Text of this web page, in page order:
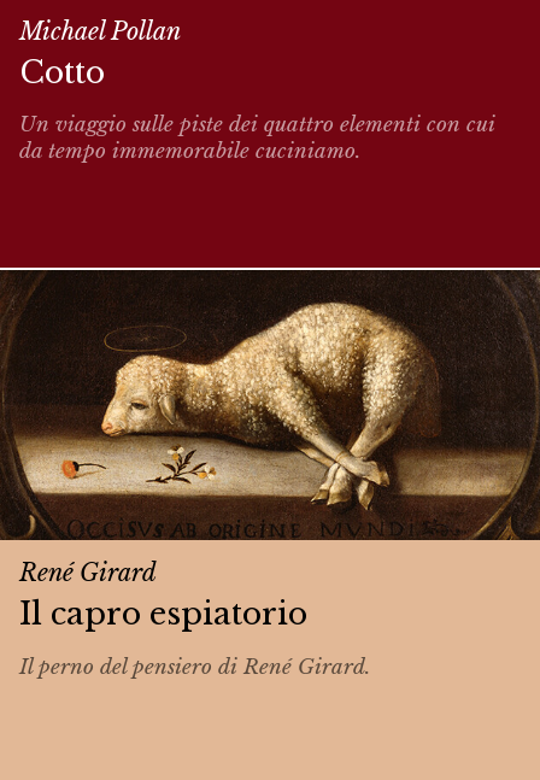
Michael Pollan
Cotto
Un viaggio sulle piste dei quattro elementi con cui
da tempo immemorabile cuciniamo.
René Girard
Il capro espiatorio
Il perno del pensiero di René Girard.